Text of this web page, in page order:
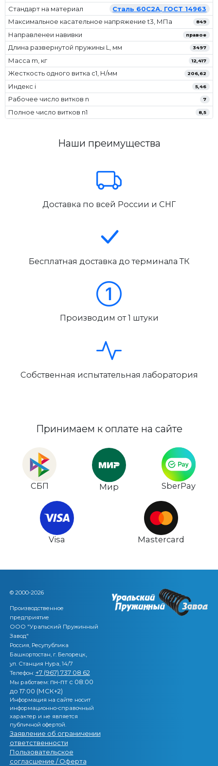
Стандарт на материал
Сталь 60С2А, ГОСТ 14963
Максимальное касательное напряжение t3, МПа
849
Направленеи навивки правое
Длина развернутой пружины L, мм 3497
Масса m, кг 12,417
Жесткость одного витка c1, Н/мм 206,62
Индекс i 5,46
Рабочее число витков n 7
Полное число витков n1 8,5
Наши преимущества
Доставка по всей России и СНГ
Бесплатная доставка до терминала ТК
Производим от 1 штуки
Собственная испытательная лаборатория
Принимаем к оплате на сайте
СБП Мир SberPay
Visa Mastercard
© 2000-2026
Производственное
предприятие
ООО "Уральский Пружинный
Завод"
Россия, Ресупублика
Башкортостан, г. Белорецк,
ул. Станция Нура, 14/7
Телефон: +7 (967) 737 08 62
Мы работаем: пн-пт с 08:00
до 17:00 (МСК+2)
Информация на сайте носит
информационно-справочный
характер и не является
публичной офертой.
Заявление об ограничении
ответственности
Пользовательское
согласшение / Оферта